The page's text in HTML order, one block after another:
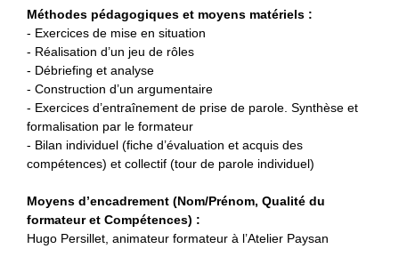
Méthodes pédagogiques et moyens matériels :
- Exercices de mise en situation
- Réalisation d’un jeu de rôles
- Débriefing et analyse
- Construction d’un argumentaire
- Exercices d’entraînement de prise de parole. Synthèse et
formalisation par le formateur
- Bilan individuel (fiche d’évaluation et acquis des
compétences) et collectif (tour de parole individuel)
Moyens d’encadrement (Nom/Prénom, Qualité du
formateur et Compétences) :
Hugo Persillet, animateur formateur à l’Atelier Paysan